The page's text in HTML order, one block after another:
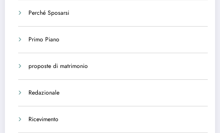
Perché Sposarsi
Primo Piano
proposte di matrimonio
Redazionale
Ricevimento